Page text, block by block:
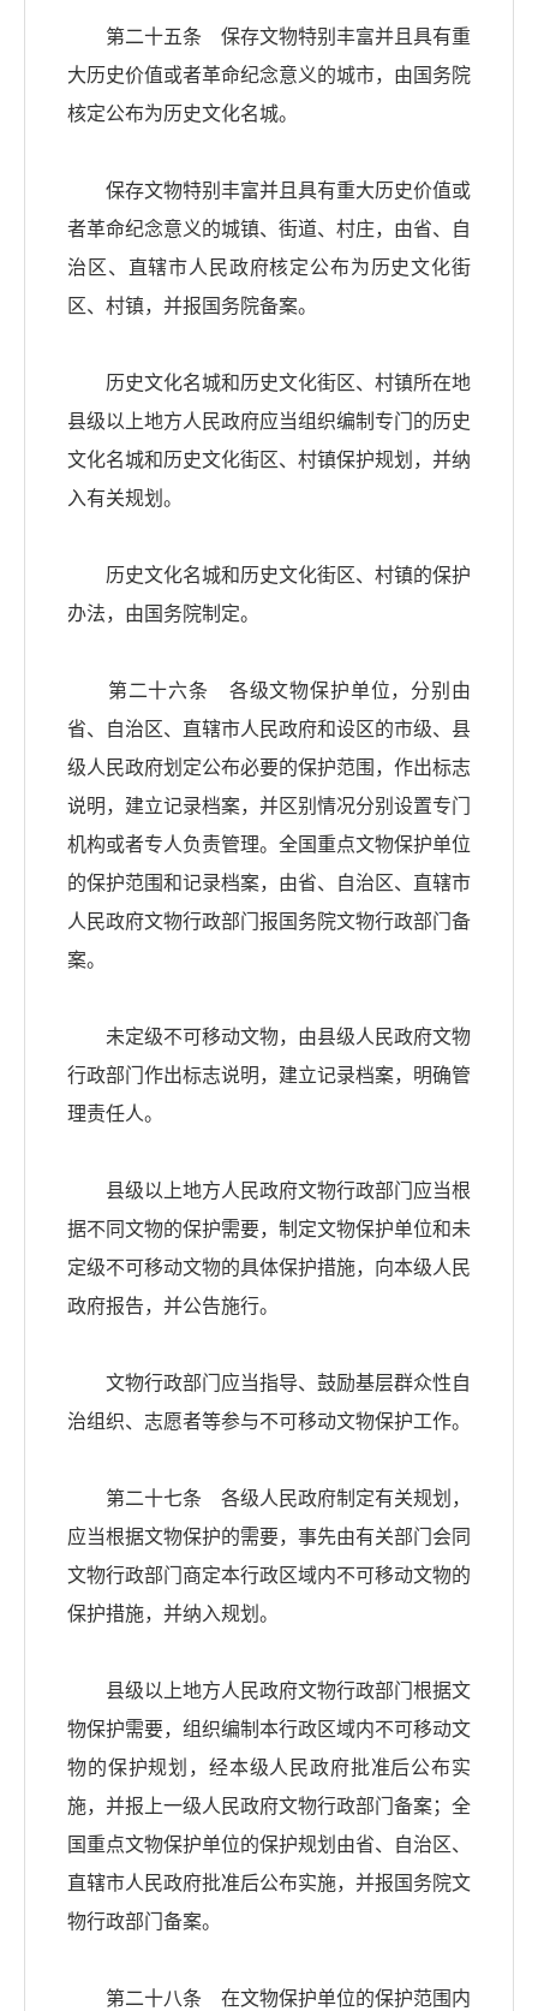
第二十五条 保存文物特别丰富并且具有重
大历史价值或者革命纪念意义的城市，由国务院
核定公布为历史文化名城。
保存文物特别丰富并且具有重大历史价值或
者革命纪念意义的城镇、街道、村庄，由省、自
治区、直辖市人民政府核定公布为历史文化街
区、村镇，并报国务院备案。
历史文化名城和历史文化街区、村镇所在地
县级以上地方人民政府应当组织编制专门的历史
文化名城和历史文化街区、村镇保护规划，并纳
入有关规划。
历史文化名城和历史文化街区、村镇的保护
办法，由国务院制定。
第二十六条 各级文物保护单位，分别由
省、自治区、直辖市人民政府和设区的市级、县
级人民政府划定公布必要的保护范围，作出标志
说明，建立记录档案，并区别情况分别设置专门
机构或者专人负责管理。全国重点文物保护单位
的保护范围和记录档案，由省、自治区、直辖市
人民政府文物行政部门报国务院文物行政部门备
案。
未定级不可移动文物，由县级人民政府文物
行政部门作出标志说明，建立记录档案，明确管
理责任人。
县级以上地方人民政府文物行政部门应当根
据不同文物的保护需要，制定文物保护单位和未
定级不可移动文物的具体保护措施，向本级人民
政府报告，并公告施行。
文物行政部门应当指导、鼓励基层群众性自
治组织、志愿者等参与不可移动文物保护工作。
第二十七条 各级人民政府制定有关规划，
应当根据文物保护的需要，事先由有关部门会同
文物行政部门商定本行政区域内不可移动文物的
保护措施，并纳入规划。
县级以上地方人民政府文物行政部门根据文
物保护需要，组织编制本行政区域内不可移动文
物的保护规划，经本级人民政府批准后公布实
施，并报上一级人民政府文物行政部门备案；全
国重点文物保护单位的保护规划由省、自治区、
直辖市人民政府批准后公布实施，并报国务院文
物行政部门备案。
第二十八条 在文物保护单位的保护范围内